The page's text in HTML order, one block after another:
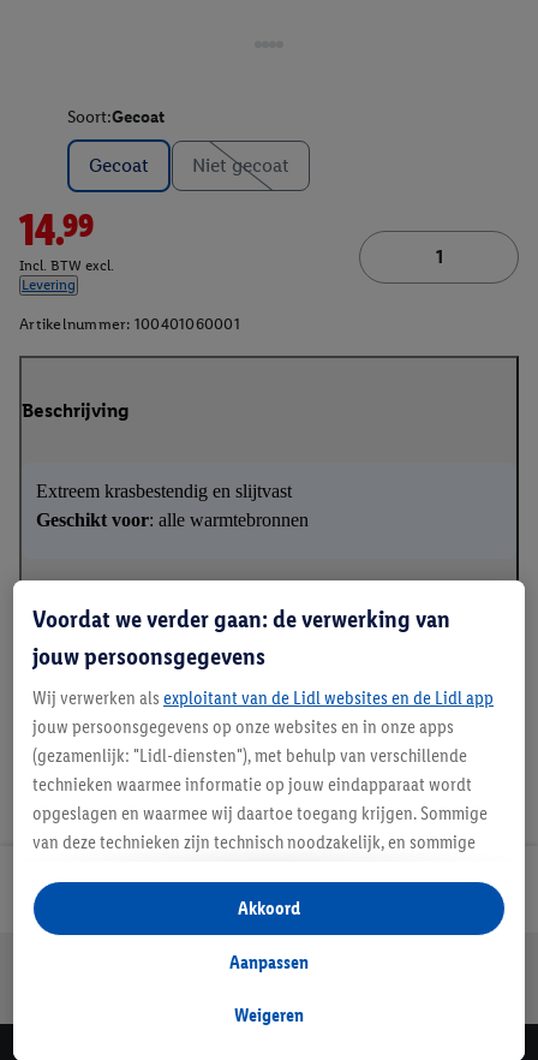
Soort:Gecoat
Gecoat Niet gecoat
14.99
Incl. BTW excl.
Levering
Artikelnummer: 100401060001
Beschrijving
Extreem krasbestendig en slijtvast
Geschikt voor: alle warmtebronnen
Handleidingen en downloads
Lidl Nieuwsbrief
Jouw voordelen bij ons als Lidl webshop klant
Voordat we verder gaan: de verwerking van
jouw persoonsgegevens
Wij verwerken als exploitant van de Lidl websites en de Lidl app
jouw persoonsgegevens op onze websites en in onze apps
(gezamenlijk: "Lidl-diensten"), met behulp van verschillende
technieken waarmee informatie op jouw eindapparaat wordt
opgeslagen en waarmee wij daartoe toegang krijgen. Sommige
van deze technieken zijn technisch noodzakelijk, en sommige
opslaan van voorkeursinstellingen, het verzamelen en
analyseren van statistieken of voor het tonen van
gepersonaliseerde reclame binnen en buiten de Lidl-diensten.
gegevens over jouw aankoopgedrag in de winkel ook voor de
Weigeren
Aanpassen
Akkoord